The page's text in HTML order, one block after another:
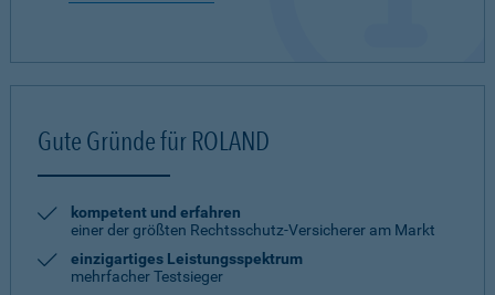
Gute Gründe für ROLAND
kompetent und erfahren
einer der größten Rechtsschutz-Versicherer am Markt
einzigartiges Leistungsspektrum
mehrfacher Testsieger